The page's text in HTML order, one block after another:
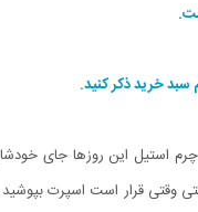
خرید ذکر کنید.
استیل این روزها جای
وقتی قرار است اسپرت